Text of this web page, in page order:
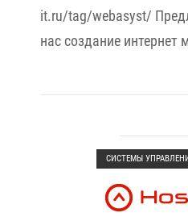
it.ru/tag/webasyst/
нас создание интернет
СИСТЕМЫ